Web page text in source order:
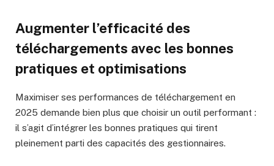
Augmenter l’efficacité des
téléchargements avec les bonnes
pratiques et optimisations
Maximiser ses performances de téléchargement en
2025 demande bien plus que choisir un outil performant :
il s’agit d’intégrer les bonnes pratiques qui tirent
pleinement parti des capacités des gestionnaires.